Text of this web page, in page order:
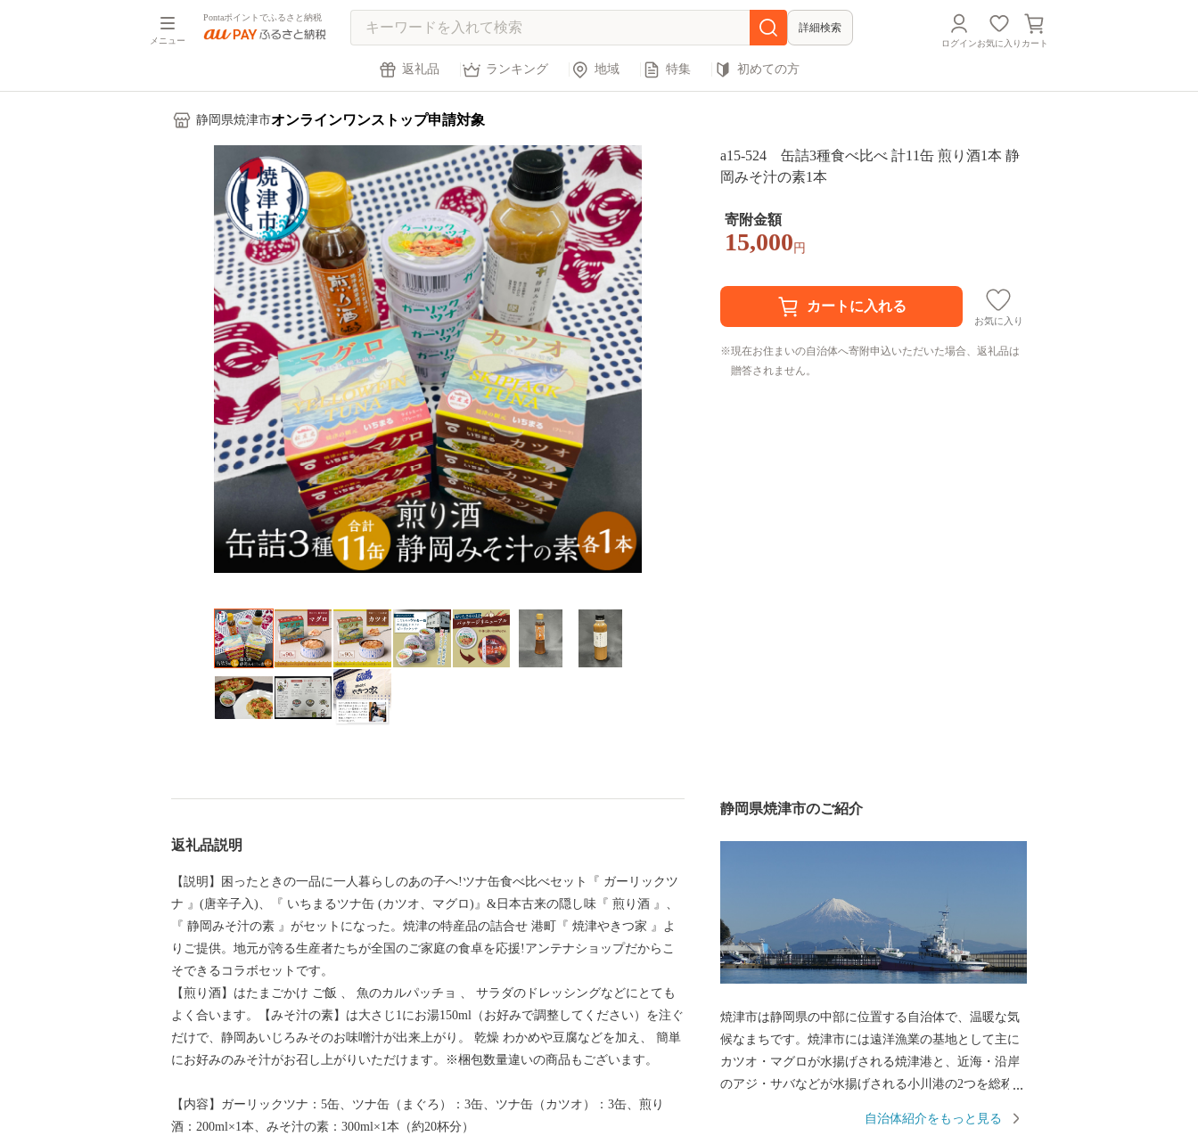
メニュー
Pontaポイントでふるさと納税
詳細検索
ログインお気に入り カート
返礼品 ランキング 地域 特集 初めての方
静岡県焼津市オンラインワンストップ申請対象
a15-524 缶詰3種食べ比べ 計11缶 煎り酒1本 静
岡みそ汁の素1本
寄附金額
15,000 円
お気に入り
現在お住まいの自治体へ寄附申込いただいた場合、返礼品は
贈答されません。
返礼品説明
【説明】困ったときの一品に一人暮らしのあの子へ!ツナ缶食べ比べセット『 ガーリックツ
ナ 』(唐辛子入)、『 いちまるツナ缶 (カツオ、マグロ)』&日本古来の隠し味『 煎り酒 』、
『 静岡みそ汁の素 』がセットになった。焼津の特産品の詰合せ 港町『 焼津やきつ家 』よ
りご提供。地元が誇る生産者たちが全国のご家庭の食卓を応援!アンテナショップだからこ
そできるコラボセットです。
【煎り酒】はたまごかけ ご飯 、 魚のカルパッチョ 、 サラダのドレッシングなどにとても
よく合います。【みそ汁の素】は大さじ1にお湯150ml（お好みで調整してください）を注ぐ
だけで、静岡あいじろみそのお味噌汁が出来上がり。 乾燥 わかめや豆腐などを加え、 簡単
にお好みのみそ汁がお召し上がりいただけます。※梱包数量違いの商品もございます。
【内容】ガーリックツナ：5缶、ツナ缶（まぐろ）：3缶、ツナ缶（カツオ）：3缶、煎り
酒：200ml×1本、みそ汁の素：300ml×1本（約20杯分）
静岡県焼津市のご紹介
焼津市は静岡県の中部に位置する自治体で、温暖な気
候なまちです。焼津市には遠洋漁業の基地として主に
カツオ・マグロが水揚げされる焼津港と、近海・沿岸
のアジ・サバなどが水揚げされる小川港の2つを総称し
ラエビが水揚げされる大井川港があります。そのた
自治体紹介をもっと見る